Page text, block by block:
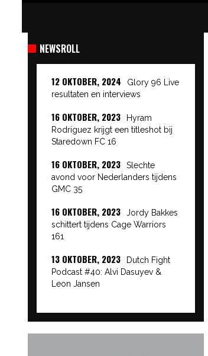
NEWSROLL
12 OKTOBER, 2024
Glory 96 Live
resultaten en interviews
16 OKTOBER, 2023
Hyram
Rodriguez krijgt een titleshot bij
Staredown FC 16
16 OKTOBER, 2023
Slechte
avond voor Nederlanders tijdens
GMC 35
16 OKTOBER, 2023
Jordy Bakkes
schittert tijdens Cage Warriors
161
13 OKTOBER, 2023
Dutch Fight
Podcast #40: Alvi Dasuyev &
Leon Jansen